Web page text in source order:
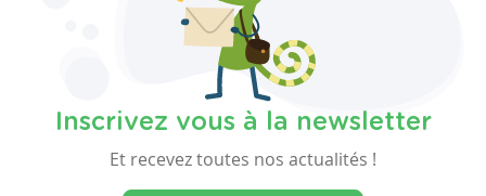
Inscrivez vous à la newsletter
Et recevez toutes nos actualités !